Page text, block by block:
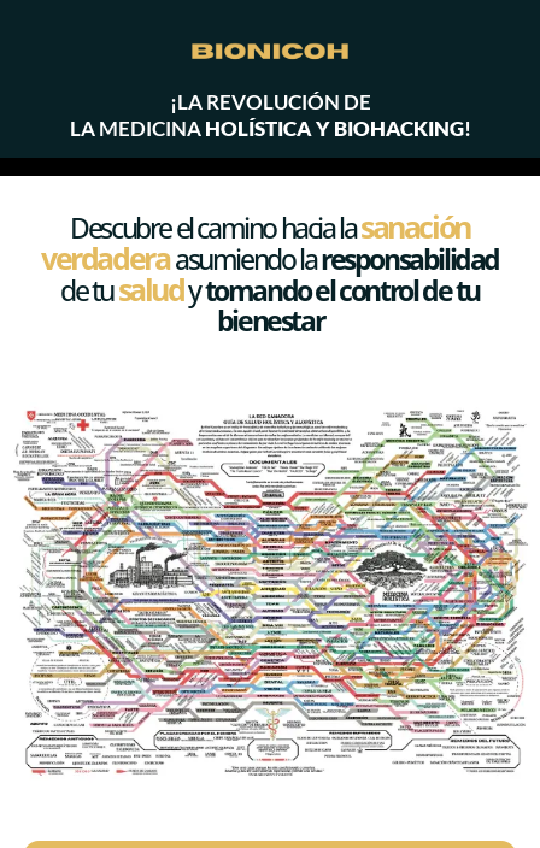
¡LA REVOLUCIÓN DE
LA MEDICINAHOLÍSTICA Y BIOHACKING!
Descubre el camino hacia lasanación
verdaderaasumiendo laresponsabilidad
de tusaludytomando el control de tu
bienestar